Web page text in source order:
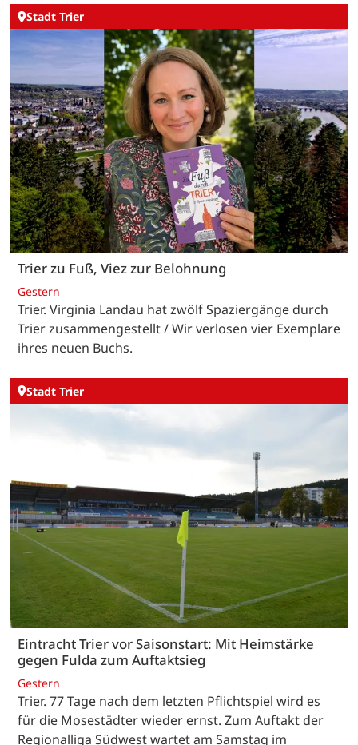
Stadt Trier
Trier zu Fuß, Viez zur Belohnung
Gestern
Trier. Virginia Landau hat zwölf Spaziergänge durch
Trier zusammengestellt / Wir verlosen vier Exemplare
ihres neuen Buchs.
Stadt Trier
Eintracht Trier vor Saisonstart: Mit Heimstärke
gegen Fulda zum Auftaktsieg
Gestern
Trier. 77 Tage nach dem letzten Pflichtspiel wird es
für die Mosestädter wieder ernst. Zum Auftakt der
Regionalliga Südwest wartet am Samstag im